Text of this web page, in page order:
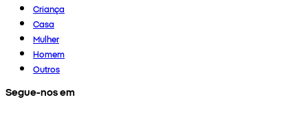
Criança
Casa
Mulher
Homem
Outros
Segue-nos em